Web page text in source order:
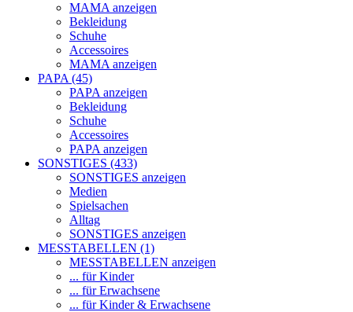
MAMA anzeigen
Bekleidung
Schuhe
Accessoires
MAMA anzeigen
PAPA (45)
PAPA anzeigen
Bekleidung
Schuhe
Accessoires
PAPA anzeigen
SONSTIGES (433)
SONSTIGES anzeigen
Medien
Spielsachen
Alltag
SONSTIGES anzeigen
MESSTABELLEN (1)
MESSTABELLEN anzeigen
... für Kinder
... für Erwachsene
... für Kinder & Erwachsene